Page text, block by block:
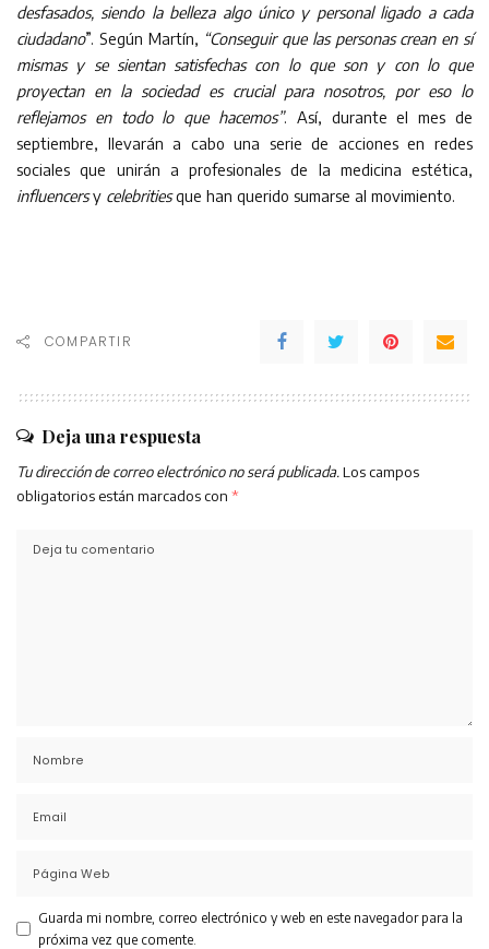
desfasados, siendo la belleza algo único y personal ligado a cada
ciudadano”. Según Martín, “Conseguir que las personas crean en sí
mismas y se sientan satisfechas con lo que son y con lo que
proyectan en la sociedad es crucial para nosotros, por eso lo
reflejamos en todo lo que hacemos”. Así, durante el mes de
septiembre, llevarán a cabo una serie de acciones en redes
sociales que unirán a profesionales de la medicina estética,
influencersy celebritiesque han querido sumarse al movimiento.
COMPARTIR
Deja una respuesta
Tu dirección de correo electrónico no será publicada. Los campos
obligatorios están marcados con *
Guarda mi nombre, correo electrónico y web en este navegador para la
próxima vez que comente.